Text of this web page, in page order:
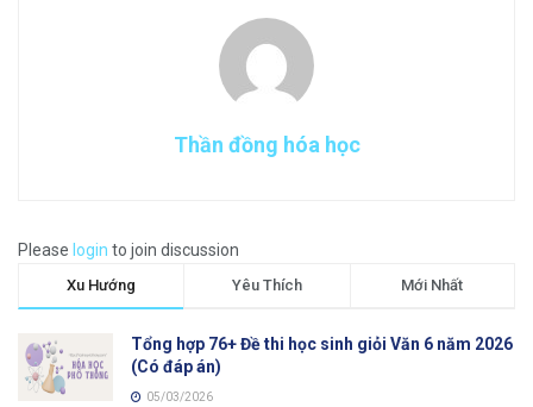
Thần đồng hóa học
Please login to join discussion
Xu Hướng Yêu Thích Mới Nhất
Tổng hợp 76+ Đề thi học sinh giỏi Văn 6 năm 2026
(Có đáp án)
05/03/2026